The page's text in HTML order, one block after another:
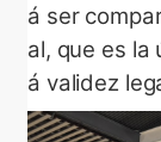
á ser
al, que es
á validez